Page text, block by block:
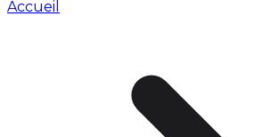
Accueil